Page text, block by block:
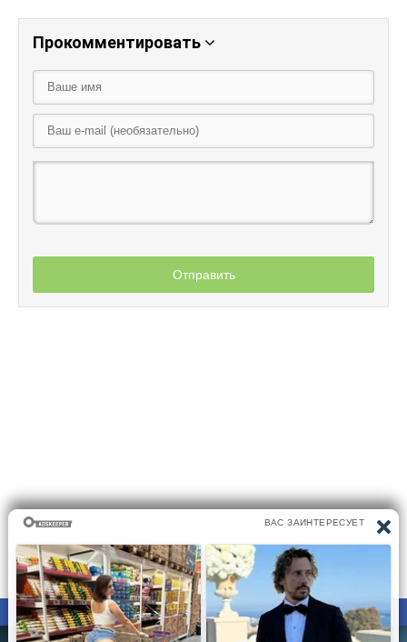
Прокомментировать
Отправить
ПРАВООБЛАДАТЕЛЯМ ПОЛИТИКА КОНФИДЕНЦИАЛЬНОСТИ